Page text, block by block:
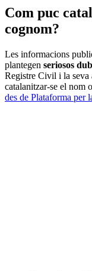
Com puc
cognom?
Les informacions
plantegen seriosos
Registre Civil i la seva
catalanitzar-se el nom
des de Plataforma per